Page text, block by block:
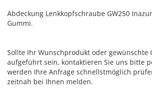
Abdeckung Lenkkopfschraube GW250
Gummi.
Sollte Ihr Wunschprodukt oder gewünschte
aufgeführt sein, kontaktieren Sie uns bitte
werden Ihre Anfrage schnellstmöglich
zeitnah bei Ihnen melden.